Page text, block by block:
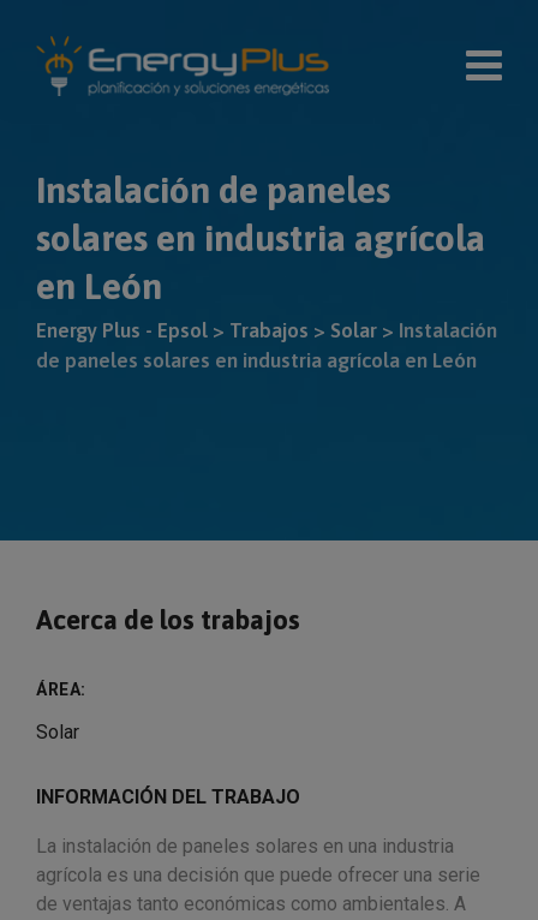
content
Instalación de paneles
solares en industria agrícola
en León
Energy Plus - Epsol > Trabajos > Solar > Instalación
de paneles solares en industria agrícola en León
Acerca de los trabajos
ÁREA:
Solar
INFORMACIÓN DEL TRABAJO
La instalación de paneles solares en una industria
agrícola es una decisión que puede ofrecer una serie
de ventajas tanto económicas como ambientales. A